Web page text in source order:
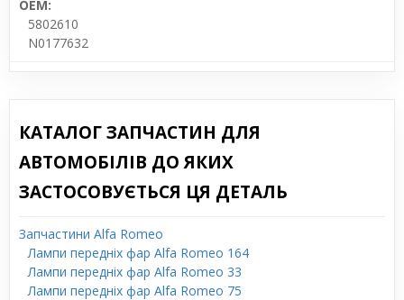
OEM:
5802610
N0177632
КАТАЛОГ ЗАПЧАСТИН ДЛЯ
АВТОМОБІЛІВ ДО ЯКИХ
ЗАСТОСОВУЄТЬСЯ ЦЯ ДЕТАЛЬ
Запчастини Alfa Romeo
Лампи передніх фар Alfa Romeo 164
Лампи передніх фар Alfa Romeo 33
Лампи передніх фар Alfa Romeo 75